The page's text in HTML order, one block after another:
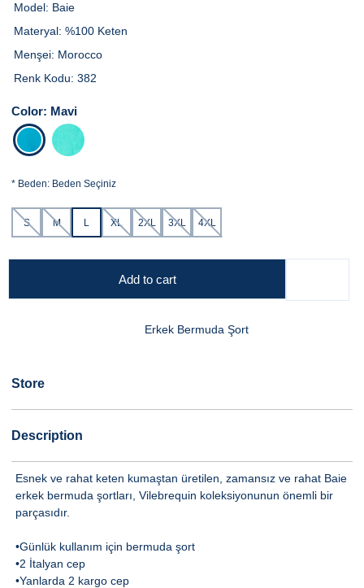
Model: Baie
Materyal: %100 Keten
Menşei: Morocco
Renk Kodu: 382
Color: Mavi
* Beden: Beden Seçiniz
S M L XL 2XL 3XL 4XL
Add to cart
Erkek Bermuda Şort
Store
Description
Esnek ve rahat keten kumaştan üretilen, zamansız ve rahat Baie
erkek bermuda şortları, Vilebrequin koleksiyonunun önemli bir
parçasıdır.
•Günlük kullanım için bermuda şort
•2 İtalyan cep
•Yanlarda 2 kargo cep